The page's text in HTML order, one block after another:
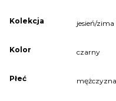
Kolekcja jesień/zima
Kolor czarny
Płeć mężczyzna